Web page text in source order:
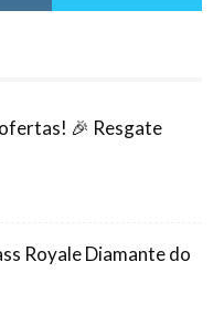
🎉 Resgate
Royale Diamante do